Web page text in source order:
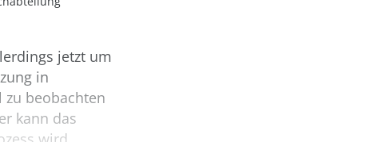
jetzt um
in
zu beobachten
kann das